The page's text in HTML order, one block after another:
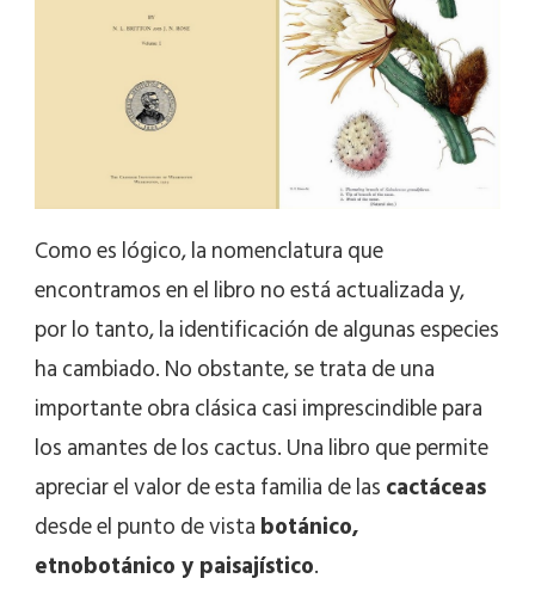
Como es lógico, la nomenclatura que
encontramos en el libro no está actualizada y,
por lo tanto, la identificación de algunas especies
ha cambiado. No obstante, se trata de una
importante obra clásica casi imprescindible para
los amantes de los cactus. Una libro que permite
apreciar el valor de esta familia de lascactáceas
desde el punto de vistabotánico,
etnobotánico y paisajístico.